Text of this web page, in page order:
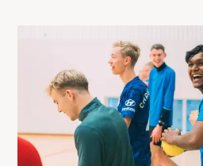
Laktoseintoleranse
Veganer/vegetarianer
Enkeltrom